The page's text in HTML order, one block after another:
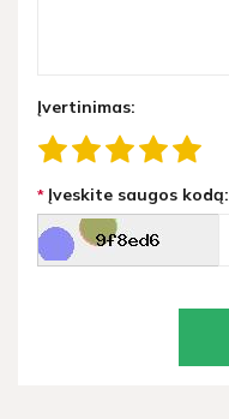
Įvertinimas:
Įveskite saugos kodą: